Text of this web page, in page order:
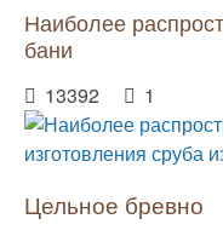
Наиболее
бани
13392 1
Цельное бревно